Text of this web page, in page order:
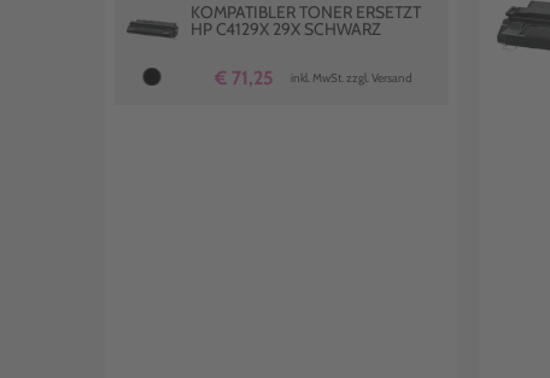
KOMPATIBLER TONER ERSETZT
HP C4129X 29X SCHWARZ
€ 71,25 inkl. MwSt. zzgl. Versand